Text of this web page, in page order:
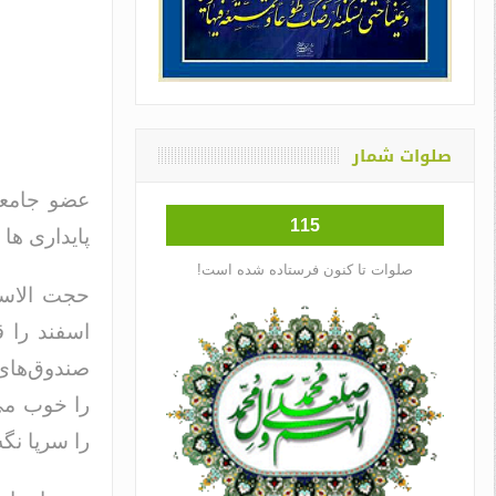
عضو
پایداری
حجت
اسفند
را خوب
را سرپا
صلوات شمار
115
صلوات تا کنون فرستاده شده است!